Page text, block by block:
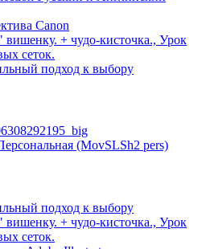
Canon
+ чудо-кисточка., Урок
сеток.
подход к выбору
(MovSLSh2 pers)
подход к выбору
+ чудо-кисточка., Урок
сеток.